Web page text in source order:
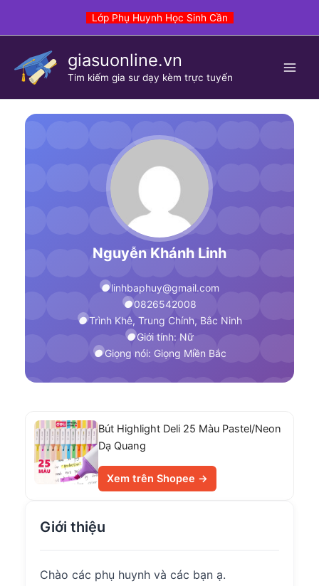
Lớp Phụ Huynh Học Sinh Cần
giasuonline.vn
Tim kiếm gia sư dạy kèm trực tuyến
Nguyễn Khánh Linh
linhbaphuy@gmail.com
0826542008
Trình Khê, Trung Chính, Bắc Ninh
Giới tính: Nữ
Giọng nói: Giọng Miền Bắc
Bút Highlight Deli 25 Màu Pastel/Neon
Dạ Quang
Xem trên Shopee →
Giới thiệu
Chào các phụ huynh và các bạn ạ.